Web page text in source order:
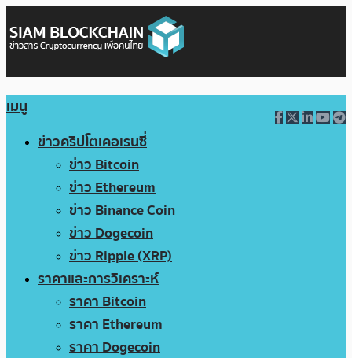
เมนู
ข่าวคริปโตเคอเรนซี่
ข่าว Bitcoin
ข่าว Ethereum
ข่าว Binance Coin
ข่าว Dogecoin
ข่าว Ripple (XRP)
ราคาและการวิเคราะห์
ราคา Bitcoin
ราคา Ethereum
ราคา Dogecoin